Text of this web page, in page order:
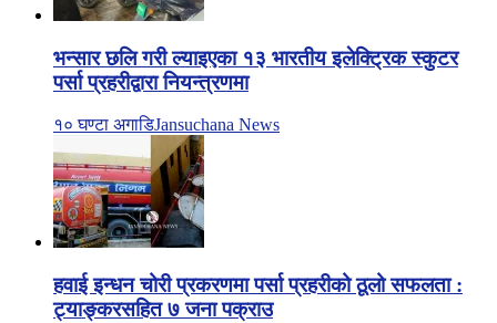
भन्सार छलि गरी ल्याइएका १३ भारतीय इलेक्ट्रिक स्कुटर
पर्सा प्रहरीद्वारा नियन्त्रणमा
१० घण्टा अगाडिJansuchana News
हवाई इन्धन चोरी प्रकरणमा पर्सा प्रहरीको ठूलो सफलता :
ट्याङ्करसहित ७ जना पक्राउ